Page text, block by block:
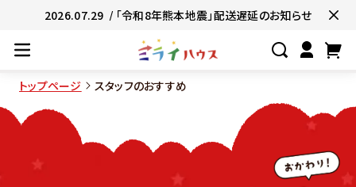
2026.07.29 / 「令和8年熊本地震」配送遅延のお知らせ
#ネコポス対象商品🚚
#お子様と一緒に
#ギフトにおすす
トップページ スタッフのおすすめ